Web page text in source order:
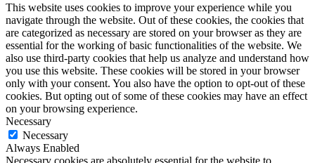
This website uses cookies to improve your experience while you
navigate through the website. Out of these cookies, the cookies that
are categorized as necessary are stored on your browser as they are
essential for the working of basic functionalities of the website. We
also use third-party cookies that help us analyze and understand how
you use this website. These cookies will be stored in your browser
only with your consent. You also have the option to opt-out of these
cookies. But opting out of some of these cookies may have an effect
on your browsing experience.
Necessary
Necessary
Always Enabled
Necessary cookies are absolutely essential for the website to